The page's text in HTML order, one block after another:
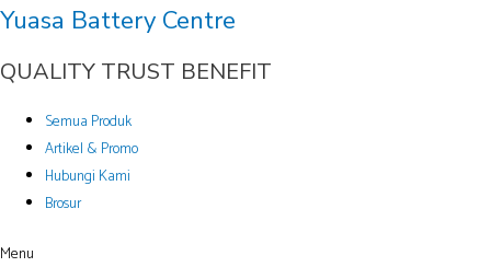
Yuasa Battery Centre
QUALITY TRUST BENEFIT
Semua Produk
Artikel & Promo
Hubungi Kami
Brosur
Menu